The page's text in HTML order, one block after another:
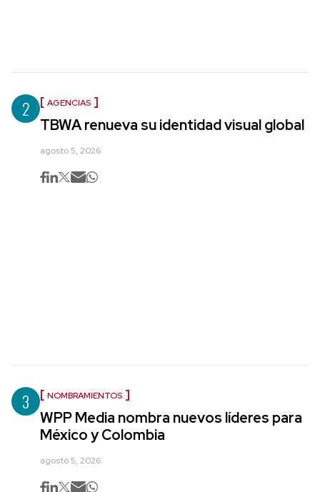
2 AGENCIAS
TBWA renueva su identidad visual global
agosto 5, 2026
3 NOMBRAMIENTOS
WPP Media nombra nuevos líderes para
México y Colombia
agosto 5, 2026